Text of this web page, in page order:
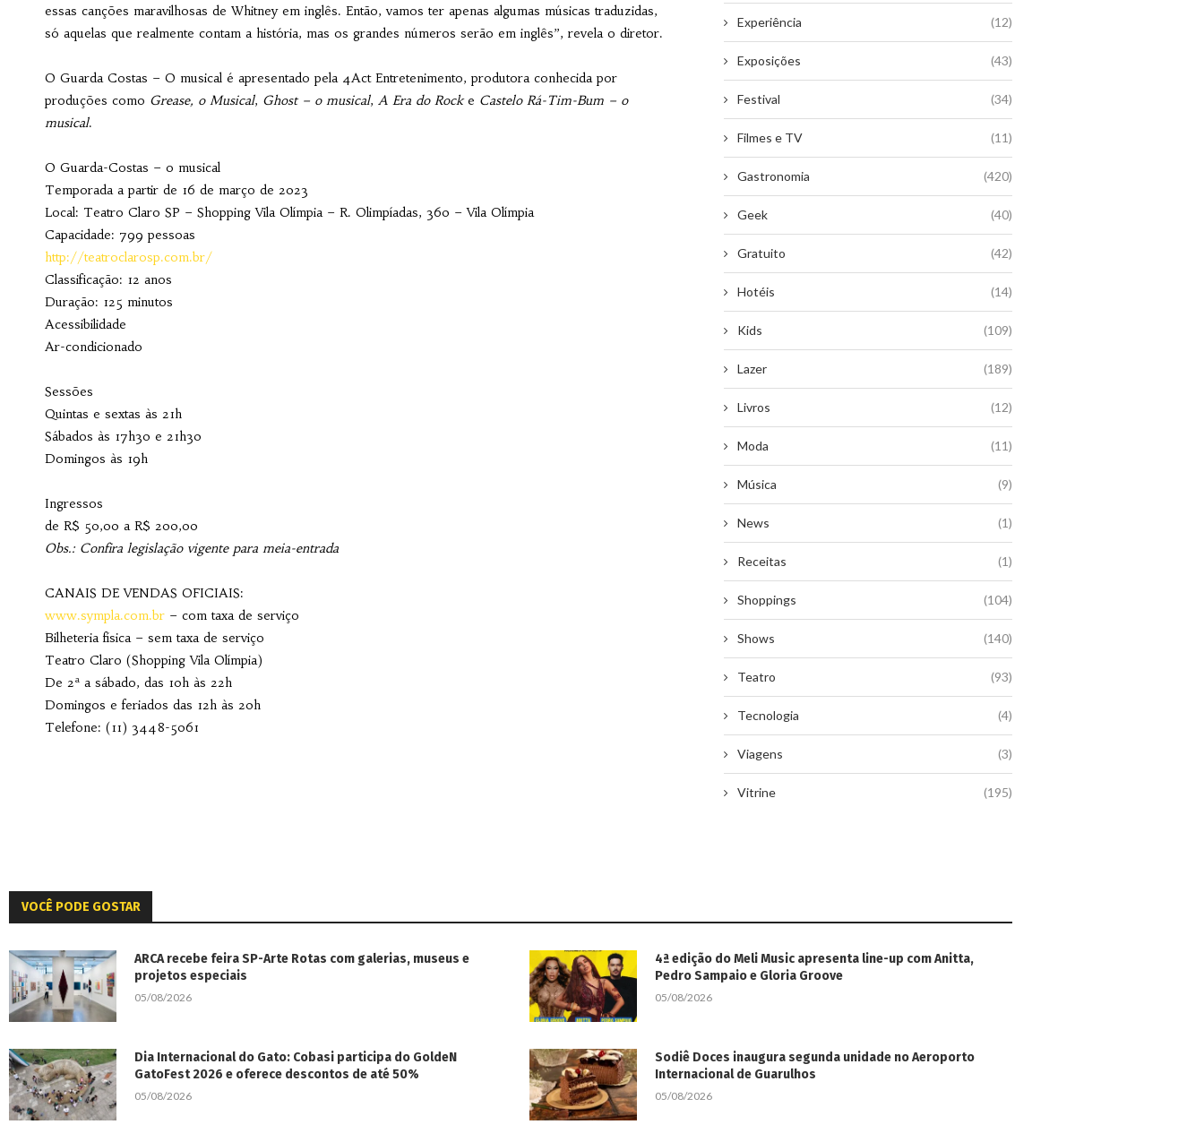
essas canções maravilhosas de Whitney em inglês. Então, vamos ter apenas algumas músicas traduzidas,
só aquelas que realmente contam a história, mas os grandes números serão em inglês”, revela o diretor.
O Guarda Costas – O musical é apresentado pela 4Act Entretenimento, produtora conhecida por
produções como Grease, o Musical, Ghost – o musical, A Era do Rocke Castelo Rá-Tim-Bum – o
musical.
O Guarda-Costas – o musical
Temporada a partir de 16 de março de 2023
Local: Teatro Claro SP – Shopping Vila Olímpia – R. Olimpíadas, 360 – Vila Olímpia
Capacidade: 799 pessoas
http://teatroclarosp.com.br/
Classificação: 12 anos
Duração: 125 minutos
Acessibilidade
Ar-condicionado
Sessões
Quintas e sextas às 21h
Sábados às 17h30 e 21h30
Domingos às 19h
Ingressos
de R$ 50,00 a R$ 200,00
Obs.: Confira legislação vigente para meia-entrada
CANAIS DE VENDAS OFICIAIS:
www.sympla.com.br – com taxa de serviço
Bilheteria física – sem taxa de serviço
Teatro Claro (Shopping Vila Olímpia)
De 2ª a sábado, das 10h às 22h
Domingos e feriados das 12h às 20h
Telefone: (11) 3448-5061
Experiência (12)
Exposições (43)
Festival (34)
Filmes e TV (11)
Gastronomia (420)
Geek (40)
Gratuito (42)
Hotéis (14)
Kids (109)
Lazer (189)
Livros (12)
Moda (11)
Música (9)
News (1)
Receitas (1)
Shoppings (104)
Shows (140)
Teatro (93)
Tecnologia (4)
Viagens (3)
Vitrine (195)
VOCÊ PODE GOSTAR
ARCA recebe feira SP-Arte Rotas com galerias, museus e
projetos especiais
05/08/2026
4ª edição do Meli Music apresenta line-up com Anitta,
Pedro Sampaio e Gloria Groove
05/08/2026
Dia Internacional do Gato: Cobasi participa do GoldeN
GatoFest 2026 e oferece descontos de até 50%
05/08/2026
Sodiê Doces inaugura segunda unidade no Aeroporto
Internacional de Guarulhos
05/08/2026